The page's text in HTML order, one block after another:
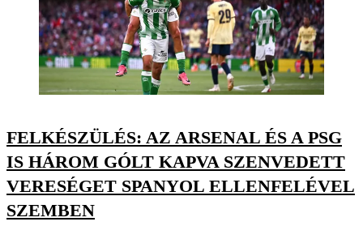
FELKÉSZÜLÉS: AZ ARSENAL ÉS A PSG
IS HÁROM GÓLT KAPVA SZENVEDETT
VERESÉGET SPANYOL ELLENFELÉVEL
SZEMBEN